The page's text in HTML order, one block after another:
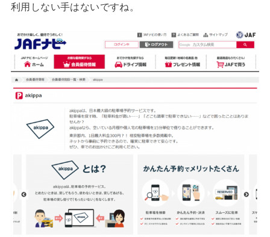
利用しない手はないですね。